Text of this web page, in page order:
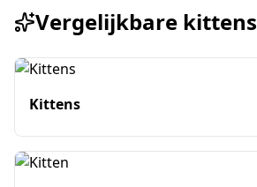
Vergelijkbare kittens
Kittens